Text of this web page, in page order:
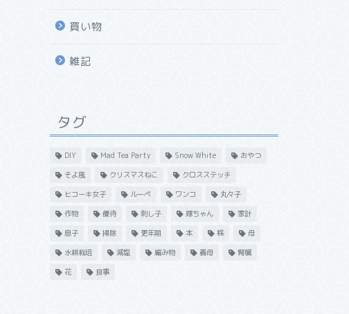
買い物
雑記
タグ
DIY Mad Tea Party Snow White
おやつ
そよ風
クリスマスねこ
クロスステッチ
ヒコーキ女子
ルーペ ワンコ
丸々子
作物
優待 刺し子 嫁ちゃん
家計
息子
掃除 更年期 本 株
母
水耕栽培
減塩 編み物 義母
腎臓
花
食事